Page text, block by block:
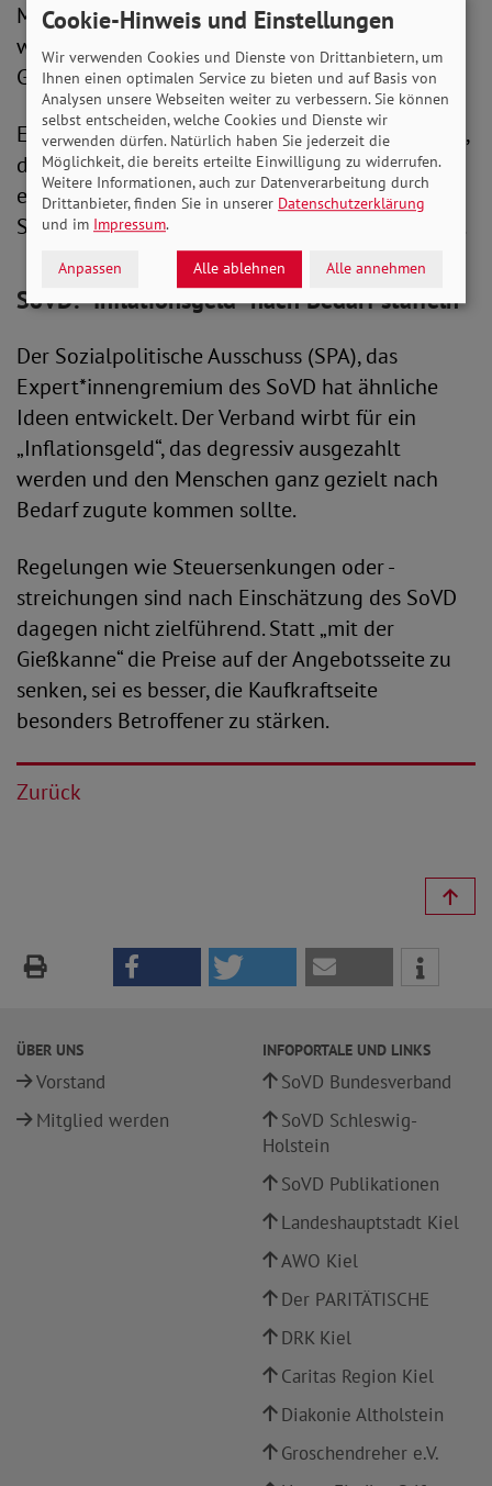
Menschen am unteren Ende gezielt entlastet"
worden, sondern es sei nach dem
Gießkannenprinzip vorgegangen worden.
Einige Gruppen erhielten deshalb nicht die Hilfe,
die sie benötigten. "Menschen, die Hartz IV, die
eine Grundrente erzielen, die haben keinen
Schutzmechanismus", warnte der DIW-Präsident.
SoVD: "Inflationsgeld" nach Bedarf staffeln
Der Sozialpolitische Ausschuss (SPA), das
Expert*innengremium des SoVD hat ähnliche
Ideen entwickelt. Der Verband wirbt für ein
„Inflationsgeld“, das degressiv ausgezahlt
werden und den Menschen ganz gezielt nach
Bedarf zugute kommen sollte.
Regelungen wie Steuersenkungen oder -
streichungen sind nach Einschätzung des SoVD
dagegen nicht zielführend. Statt „mit der
Gießkanne“ die Preise auf der Angebotsseite zu
senken, sei es besser, die Kaufkraftseite
besonders Betroffener zu stärken.
Zurück
ÜBER UNS
Vorstand
Mitglied werden
INFOPORTALE UND LINKS
SoVD Bundesverband
SoVD Schleswig-
Holstein
SoVD Publikationen
Landeshauptstadt Kiel
AWO Kiel
Der PARITÄTISCHE
DRK Kiel
Caritas Region Kiel
Diakonie Altholstein
Groschendreher e.V.
Cookie-Hinweis und Einstellungen
Wir verwenden Cookies und Dienste von Drittanbietern, um
Ihnen einen optimalen Service zu bieten und auf Basis von
Analysen unsere Webseiten weiter zu verbessern. Sie können
selbst entscheiden, welche Cookies und Dienste wir
verwenden dürfen. Natürlich haben Sie jederzeit die
Möglichkeit, die bereits erteilte Einwilligung zu widerrufen.
Weitere Informationen, auch zur Datenverarbeitung durch
Drittanbieter, finden Sie in unserer Datenschutzerklärung
und im Impressum.
Anpassen Alle ablehnen Alle annehmen